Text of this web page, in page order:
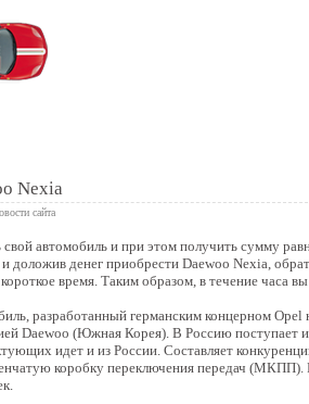
Nexia
сайта
автомобиль и при этом получить сумму
доложив денег приобрести Daewoo Nexia,
время. Таким образом, в течение часа
разработанный германским концерном Opel
Daewoo (Южная Корея). В Россию поступает
идет и из России. Составляет
коробку переключения передач (МКПП).